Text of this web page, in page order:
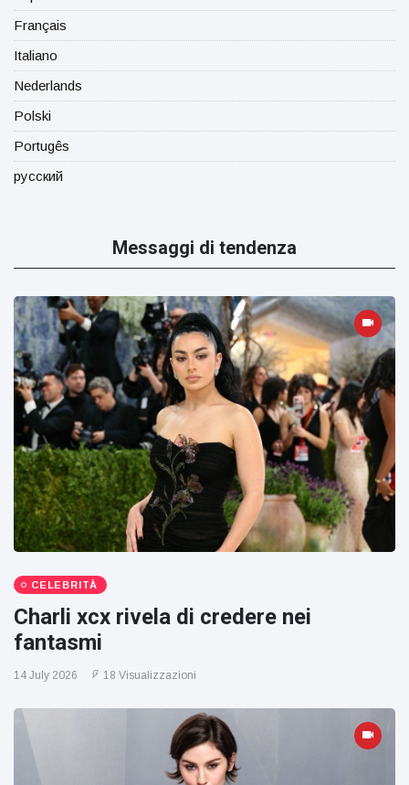
Français
Italiano
Nederlands
Polski
Portugês
русский
Messaggi di tendenza
CELEBRITÀ
Charli xcx rivela di credere nei
fantasmi
14 July 2026 18 Visualizzazioni